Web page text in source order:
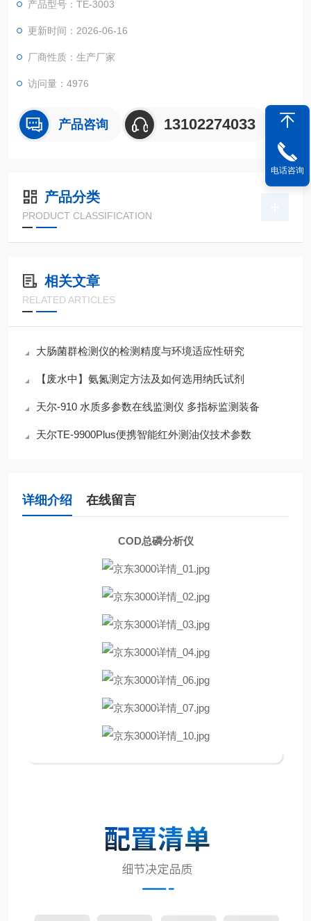
产品型号：TE-3003
更新时间：2026-06-16
厂商性质：生产厂家
访问量：4976
产品咨询 13102274033
产品分类
PRODUCT CLASSIFICATION
相关文章
RELATED ARTICLES
大肠菌群检测仪的检测精度与环境适应性研究
【废水中】氨氮测定方法及如何选用纳氏试剂
天尔-910 水质多参数在线监测仪 多指标监测装备
天尔TE-9900Plus便携智能红外测油仪技术参数
详细介绍 在线留言
COD总磷分析仪
电话咨询